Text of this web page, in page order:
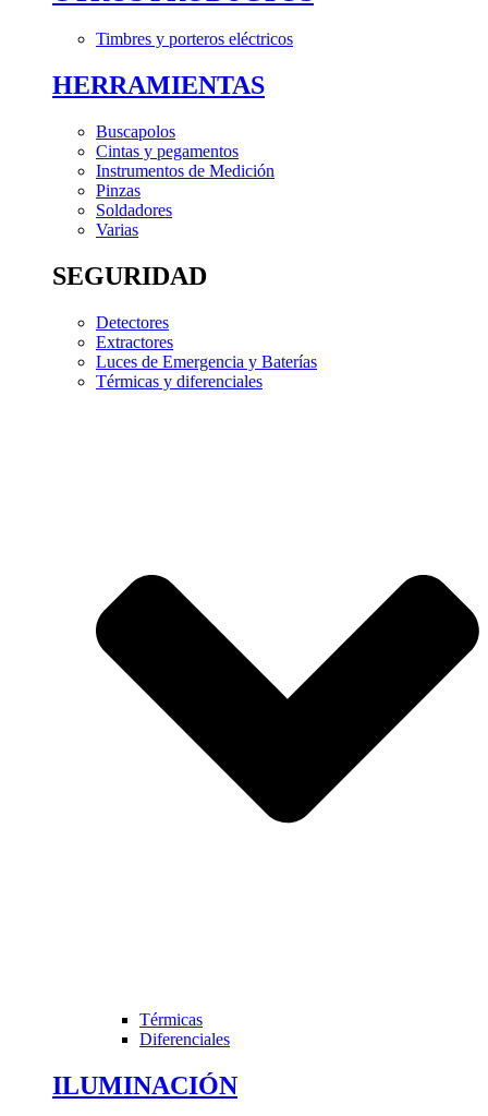
Timbres y porteros eléctricos
HERRAMIENTAS
Buscapolos
Cintas y pegamentos
Instrumentos de Medición
Pinzas
Soldadores
Varias
SEGURIDAD
Detectores
Extractores
Luces de Emergencia y Baterías
Térmicas y diferenciales
Térmicas
Diferenciales
ILUMINACIÓN